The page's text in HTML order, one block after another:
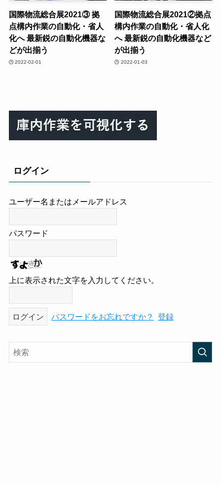
国際物流総合展2021③ 拠
点構内作業の自動化・省人
化へ 最新鋭の自動化機器な
どが出揃う
2022-02-01
国際物流総合展2021②拠点
構内作業の自動化・省人化
へ 最新鋭の自動化機器など
が出揃う
2022-01-03
ログイン
ユーザー名またはメールアドレス
パスワード
上に表示された文字を入力してください。
パスワードをお忘れですか？ 登録